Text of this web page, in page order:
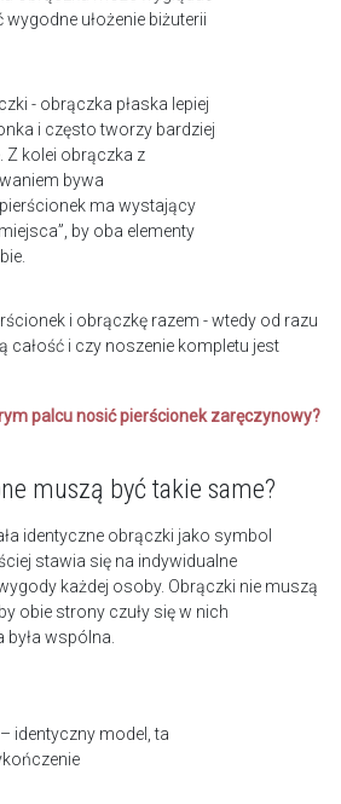
ułożenie biżuterii
- obrączka płaska lepiej
i często tworzy bardziej
Z kolei obrączka z
bywa
ma wystający
by oba elementy
i obrączkę razem - wtedy od razu
całość i czy noszenie kompletu jest
palcu nosić pierścionek zaręczynowy?
muszą być takie same?
identyczne obrączki jako symbol
stawia się na indywidualne
każdej osoby. Obrączki nie muszą
obie strony czuły się w nich
wspólna.
identyczny model, ta